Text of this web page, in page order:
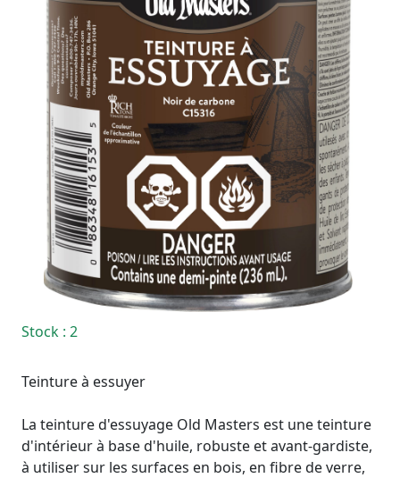
Stock : 2
Teinture à essuyer
La teinture d'essuyage Old Masters est une teinture
d'intérieur à base d'huile, robuste et avant-gardiste,
à utiliser sur les surfaces en bois, en fibre de verre,